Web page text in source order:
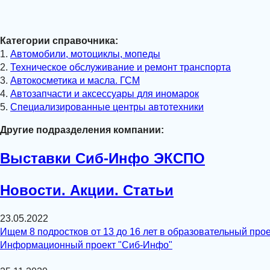
Категории справочника:
1. Автомобили, мотоциклы, мопеды
2. Техническое обслуживание и ремонт транспорта
3. Автокосметика и масла. ГСМ
4. Автозапчасти и аксессуары для иномарок
5. Специализированные центры автотехники
Другие подразделения компании:
Выставки Сиб-Инфо ЭКСПО
Новости. Акции. Статьи
23.05.2022
Ищем 8 подростков от 13 до 16 лет в образовательный
Информационный проект "Сиб-Инфо"